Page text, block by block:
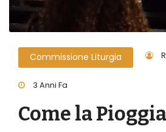
Commissione Liturgia
3 Anni Fa
Come la